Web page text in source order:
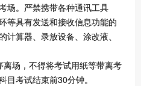
场。严禁携带各种通讯工具
等具有发送和接收信息功能的
算器、录放设备、涂改液、
场，不得将考试用纸等带离考
目考试结束前30分钟。